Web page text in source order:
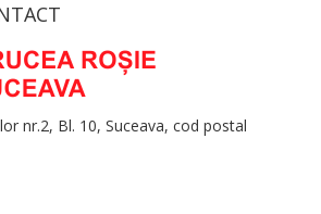
nr.2, Bl. 10, Suceava, cod postal